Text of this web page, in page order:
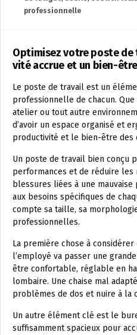
professionnelle
Optimisez votre poste
vité accrue et un bien-
Le poste de travail est un
professionnelle de chacun.
atelier ou tout autre
d’avoir un espace organisé et
productivité et le bien-être des
Un poste de travail bien conçu
performances et de réduire les
blessures liées à une
aux besoins spécifiques de
compte sa taille, sa
professionnelles.
La première chose à
l’employé va passer une
être confortable, réglable en
lombaire. Une chaise mal
problèmes de dos et nuire à la
Un autre élément clé est le
suffisamment spacieux pour